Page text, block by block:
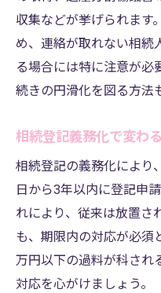
収集などが挙げられます
め、連絡が取れない相続
る場合には特に注意が必
続きの円滑化を図る方法
相続登記義務化で変わ
相続登記の義務化により
日から3年以内に登記申
れにより、従来は放置さ
も、期限内の対応が必須
万円以下の過料が科され
対応を心がけましょう。